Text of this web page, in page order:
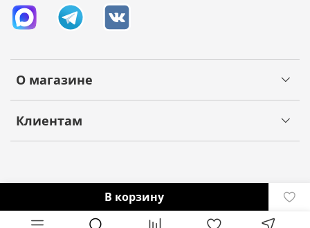
В корзину
О магазине
Клиентам